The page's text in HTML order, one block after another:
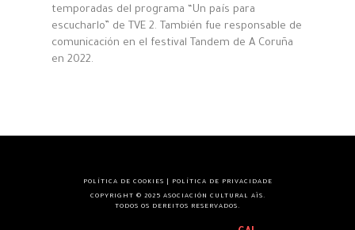
temporadas del programa “Un país para
escucharlo” de TVE 2. También fue responsable de
comunicación en el festival Tandem de A Coruña
en 2022.
POLÍTICA DE COOKIES
POLÍTICA DE PRIVACIDADE
COPYRIGHT © 2025 ASOCIACIÓN CULTURAL AÏS.
TODOS OS DEREITOS RESERVADOS.